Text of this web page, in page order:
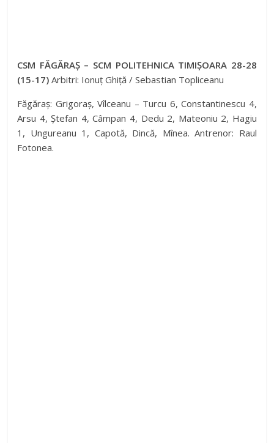
CSM FĂGĂRAȘ – SCM POLITEHNICA TIMIȘOARA 28-28
(15-17) Arbitri: Ionuț Ghiță / Sebastian Topliceanu
Făgăraș: Grigoraș, Vîlceanu – Turcu 6, Constantinescu 4,
Arsu 4, Ștefan 4, Câmpan 4, Dedu 2, Mateoniu 2, Hagiu
1, Ungureanu 1, Capotă, Dincă, Mînea. Antrenor: Raul
Fotonea.